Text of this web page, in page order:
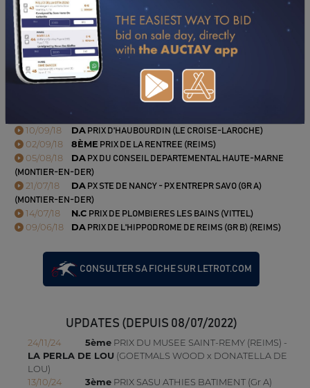
PERFORMANCES
2017 2016
10/09/18 DAPRIX D'HAUBOURDIN (LE CROISE-LAROCHE)
02/09/18 8ÈME PRIX DE LA RENTREE (REIMS)
05/08/18 DAPX DU CONSEIL DEPARTEMENTAL HAUTE-MARNE
(MONTIER-EN-DER)
21/07/18 DAPX STE DE NANCY - PX ENTREPR SAVO (GR A)
(MONTIER-EN-DER)
14/07/18 N.C PRIX DE PLOMBIERES LES BAINS (VITTEL)
09/06/18 DAPRIX DE L'HIPPODROME DE REIMS (GR B) (REIMS)
CONSULTER SA FICHE SUR LETROT.COM
UPDATES (DEPUIS 08/07/2022)
24/11/24 5èmePRIX DU MUSEE SAINT-REMY (REIMS) -
LA PERLA DE LOU (GOETMALS WOOD x DONATELLA DE
LOU)
13/10/24
3èmePRIX SASU ATHIES BATIMENT (Gr A)